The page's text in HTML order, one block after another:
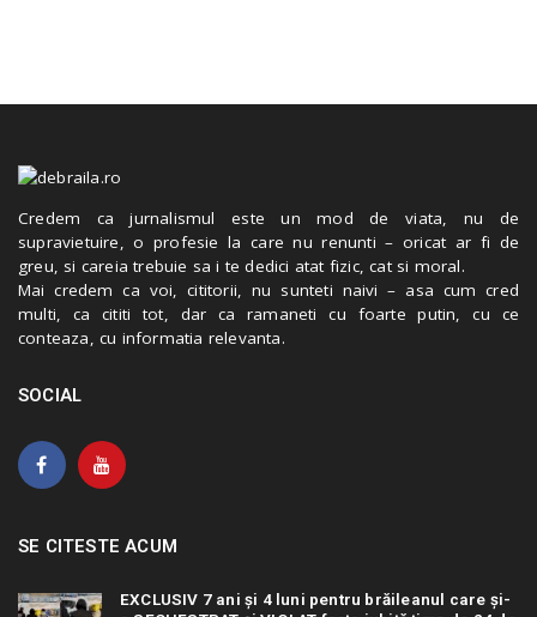
Credem ca jurnalismul este un mod de viata, nu de
supravietuire, o profesie la care nu renunti – oricat ar fi de
greu, si careia trebuie sa i te dedici atat fizic, cat si moral.
Mai credem ca voi, cititorii, nu sunteti naivi – asa cum cred
multi, ca cititi tot, dar ca ramaneti cu foarte putin, cu ce
conteaza, cu informatia relevanta.
SOCIAL
SE CITESTE ACUM
EXCLUSIV 7 ani și 4 luni pentru brăileanul care și-